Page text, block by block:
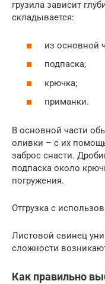
грузила зависит
складывается:
из основной
подпаска;
крючка;
приманки.
В основной части
оливки – с их
заброс снасти.
подпаска около
погружения.
Отгрузка с
Листовой свинец
сложности
Как правильно